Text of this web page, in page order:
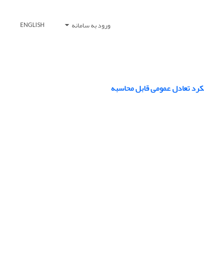
ورود به سامانه ENGLISH
تعادل عمومی قابل محاسبه